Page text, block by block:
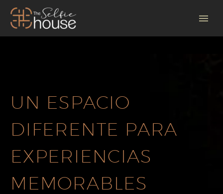
UN ESPACIO
DIFERENTE PARA
EXPERIENCIAS
MEMORABLES